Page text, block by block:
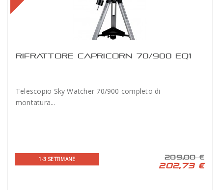
RIFRATTORE CAPRICORN 70/900 EQ1
Telescopio Sky Watcher 70/900 completo di
montatura...
1-3 SETTIMANE 209,00 €
202,73 €